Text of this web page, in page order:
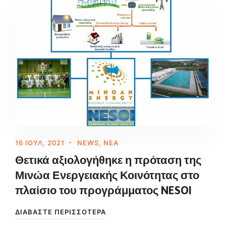
16 ΙΟΎΛ, 2021 NEWS, ΝΈΑ
Θετικά αξιολογήθηκε η πρόταση της
Μινώα Ενεργειακής Κοινότητας στο
πλαίσιο του προγράμματος NESOI
ΔΙΑΒΆΣΤΕ ΠΕΡΙΣΣΌΤΕΡΑ